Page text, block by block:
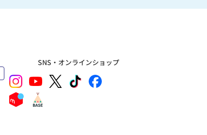
SNS・オンラインショップ